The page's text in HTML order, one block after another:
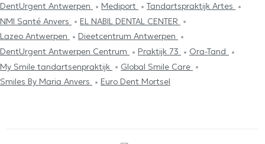
DentUrgent Antwerpen
Mediport
Tandartspraktijk Artes
NMI Santé Anvers
EL NABIL DENTAL CENTER
Lazeo Antwerpen
Dieetcentrum Antwerpen
DentUrgent Antwerpen Centrum
Praktijk 73
Ora-Tand
My Smile tandartsenpraktijk
Global Smile Care
Smiles By Maria Anvers
Euro Dent Mortsel